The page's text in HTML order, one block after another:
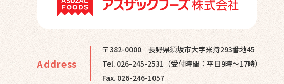
Address
〒382-0000長野県須坂市大字米持293番地45
Tel. 026-245-2531 （受付時間：平日9時～17時）
Fax. 026-246-1057